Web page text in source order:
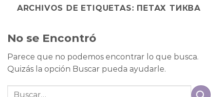
ARCHIVOS DE ETIQUETAS: ПЕТАХ ТИКВА
No se Encontró
Parece que no podemos encontrar lo que busca.
Quizás la opción Buscar pueda ayudarle.